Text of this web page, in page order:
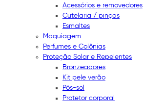
Acessórios e removedores
Cutelaria / pinças
Esmaltes
Maquiagem
Perfumes e Colônias
Proteção Solar e Repelentes
Bronzeadores
Kit pele verão
Pós-sol
Protetor corporal